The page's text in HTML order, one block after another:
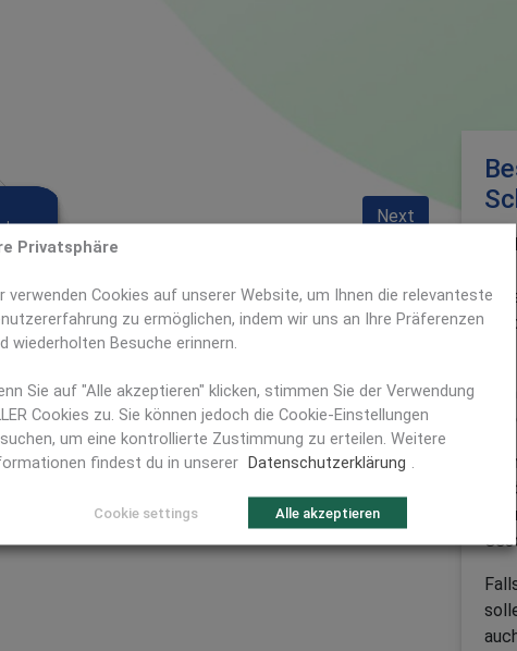
Next
Privatsphäre
verwenden Cookies auf unserer Website, um Ihnen die relevanteste
zu ermöglichen, indem wir uns an Ihre Präferenzen
wiederholten Besuche erinnern.
Sie auf "Alle akzeptieren" klicken, stimmen Sie der Verwendung
Cookies zu. Sie können jedoch die Cookie-Einstellungen
um eine kontrollierte Zustimmung zu erteilen. Weitere
findest du in unserer Datenschutzerklärung
Cookie settings Alle akzeptieren